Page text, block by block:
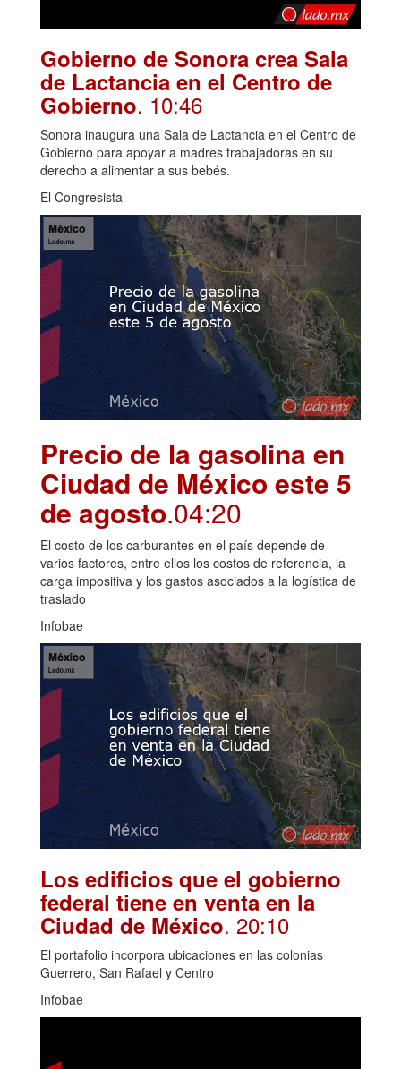
Gobierno de Sonora crea Sala
de Lactancia en el Centro de
Gobierno. 10:46
Sonora inaugura una Sala de Lactancia en el Centro de
Gobierno para apoyar a madres trabajadoras en su
derecho a alimentar a sus bebés.
El Congresista
Precio de la gasolina en
Ciudad de México este 5
de agosto.04:20
El costo de los carburantes en el país depende de
varios factores, entre ellos los costos de referencia, la
carga impositiva y los gastos asociados a la logística de
traslado
Infobae
Los edificios que el gobierno
federal tiene en venta en la
Ciudad de México. 20:10
El portafolio incorpora ubicaciones en las colonias
Guerrero, San Rafael y Centro
Infobae